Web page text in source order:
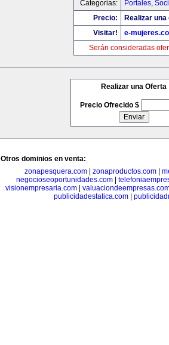
Categorias:
Portales,
Precio:
Realizar
Visitar!
e-
Serán consideradas
Realizar una Oferta
Precio Ofrecido $
Otros dominios en venta:
zonapesquera.com| zonaproductos.com|
negocioseoportunidades.com
visionempresaria.com
publicidadestatica.com